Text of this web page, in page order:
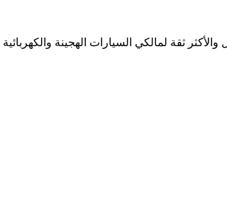
ثقة لمالكي السيارات الهجينة